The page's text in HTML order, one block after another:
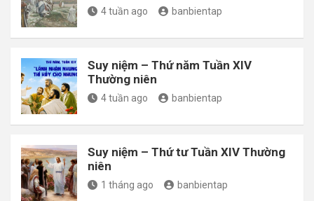
4 tuần ago banbientap
Suy niệm – Thứ năm Tuần XIV
Thường niên
4 tuần ago banbientap
Suy niệm – Thứ tư Tuần XIV Thường
niên
1 tháng ago banbientap